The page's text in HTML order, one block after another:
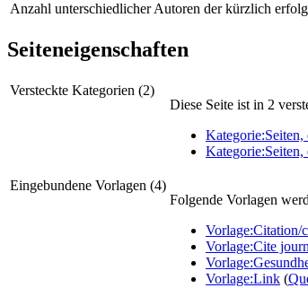
Anzahl unterschiedlicher Autoren der kürzlich
Seiteneigenschaften
Versteckte Kategorien (2)
Diese Seite ist in 2
Eingebundene Vorlagen (4)
Folgende Vorlagen
Vorlage:Citation/
Vorlage:Cite
Vorlage:Link (